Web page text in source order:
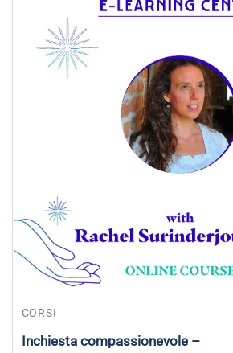
CORSI
Inchiesta compassionevole –